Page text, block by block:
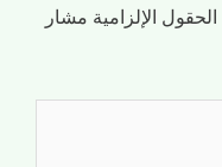
الحقول الإلزامية مشار